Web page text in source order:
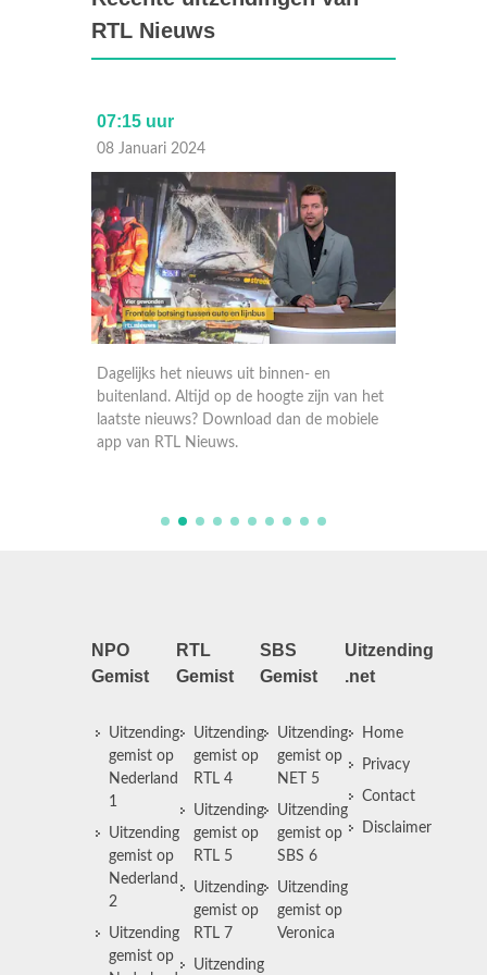
RTL Nieuws
07:15 uur
08 Januari 2024
Dagelijks het nieuws uit binnen- en
buitenland. Altijd op de hoogte zijn van het
laatste nieuws? Download dan de mobiele
app van RTL Nieuws.
NPO
Gemist
Uitzending
gemist op
Nederland
1
Uitzending
gemist op
Nederland
2
Uitzending
gemist op
RTL
Gemist
Uitzending
gemist op
RTL 4
Uitzending
gemist op
RTL 5
Uitzending
gemist op
RTL 7
Uitzending
SBS
Gemist
Uitzending
gemist op
NET 5
Uitzending
gemist op
SBS 6
Uitzending
gemist op
Veronica
Uitzending
.net
Home
Privacy
Contact
Disclaimer